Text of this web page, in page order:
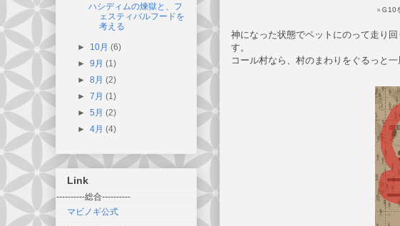
※Ｇ10
神になった状態でペットにのって走り
す。
コール村なら、村のまわりをぐるっと
ハシディムの煉獄と、フ
ェスティバルフードを
考える
► 10月(6)
►9月(1)
►8月(2)
►7月(1)
►5月(2)
►4月(4)
Link
----------総合----------
マビノギ公式